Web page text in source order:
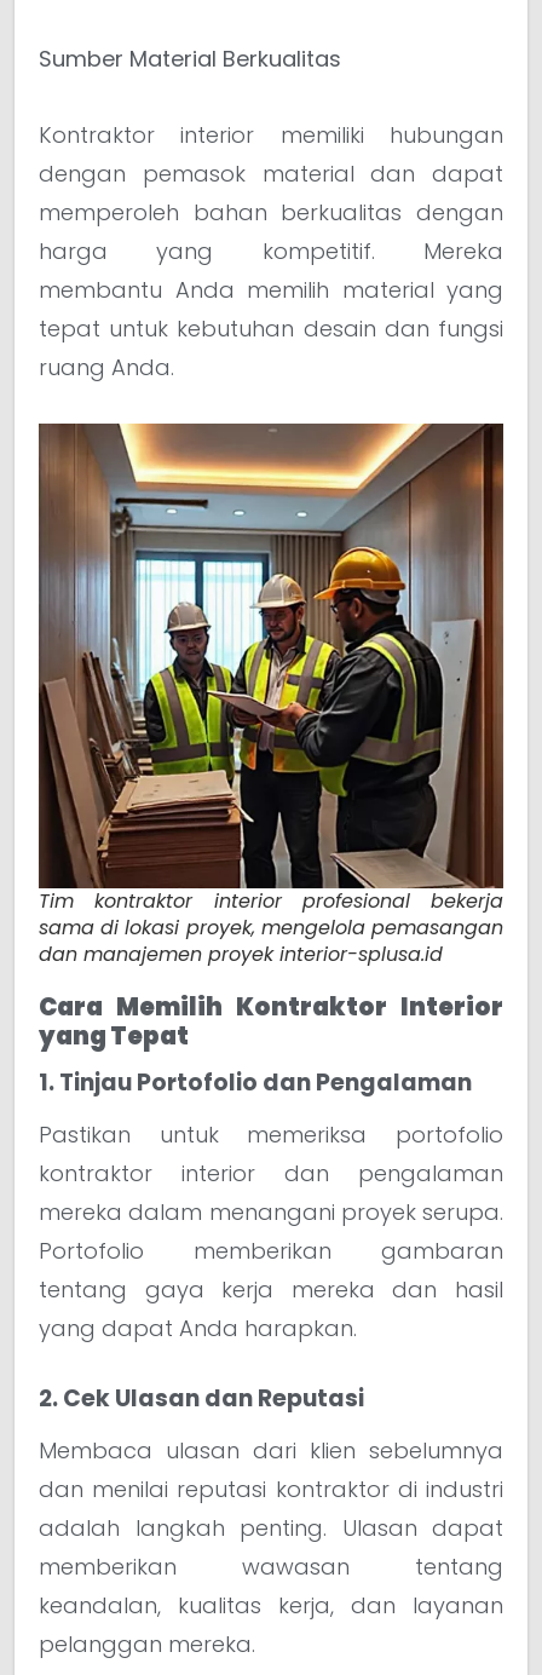
Sumber Material Berkualitas
Kontraktor interior memiliki hubungan
dengan pemasok material dan dapat
memperoleh bahan berkualitas dengan
harga yang kompetitif. Mereka
membantu Anda memilih material yang
tepat untuk kebutuhan desain dan fungsi
ruang Anda.
Tim kontraktor interior profesional bekerja
sama di lokasi proyek, mengelola pemasangan
dan manajemen proyek interior-splusa.id
Cara Memilih Kontraktor Interior
yang Tepat
1. Tinjau Portofolio dan Pengalaman
Pastikan untuk memeriksa portofolio
kontraktor interior dan pengalaman
mereka dalam menangani proyek serupa.
Portofolio memberikan gambaran
tentang gaya kerja mereka dan hasil
yang dapat Anda harapkan.
2. Cek Ulasan dan Reputasi
Membaca ulasan dari klien sebelumnya
dan menilai reputasi kontraktor di industri
adalah langkah penting. Ulasan dapat
memberikan wawasan tentang
keandalan, kualitas kerja, dan layanan
pelanggan mereka.